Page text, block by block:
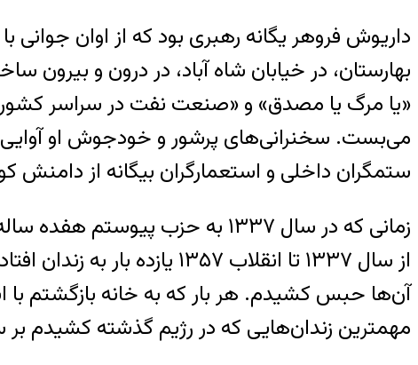
داریوش فروهر یگانه رهبری بود که از اوان
بهارستان، در خیابان شاه آباد، در درون و
«یا مرگ یا مصدق» و «صنعت نفت در سراسر کشور
می‌بست. سخنرانی‌های پرشور و خودجوش او آوایی
ستمگران داخلی و استعمارگران بیگانه از دامنش
زمانی که در سال ۱۳۳۷ به حزب
آن‌ها حبس کشیدم. هر بار که به خانه بازگشتم با
مهمترین زندان‌هایی که در رژیم گذشته کشیدم بر